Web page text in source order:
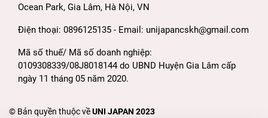
Ocean Park, Gia Lâm, Hà Nội, VN
Điện thoại: 0896125135 - Email: unijapancskh@gmail.com
Mã số thuế/ Mã số doanh nghiệp:
0109308339/08J8018144 do UBND Huyện Gia Lâm cấp
ngày 11 tháng 05 năm 2020.
© Bản quyền thuộc vềUNI JAPAN 2023